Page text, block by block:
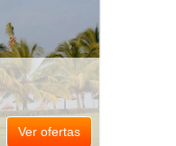
Ver ofertas